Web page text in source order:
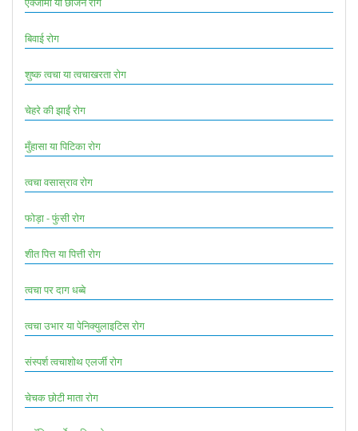
बिवाई रोग
शुष्क त्वचा या त्वचाखरता रोग
चेहरे की झाईं रोग
मुँहासा या पिटिका रोग
त्वचा वसास्राव रोग
फोड़ा - फुंसी रोग
शीत पित्त या पित्ती रोग
त्वचा पर दाग धब्बे
त्वचा उभार या पेनिक्युलाइटिस रोग
संस्पर्श त्वचाशोथ एलर्जी रोग
चेचक छोटी माता रोग